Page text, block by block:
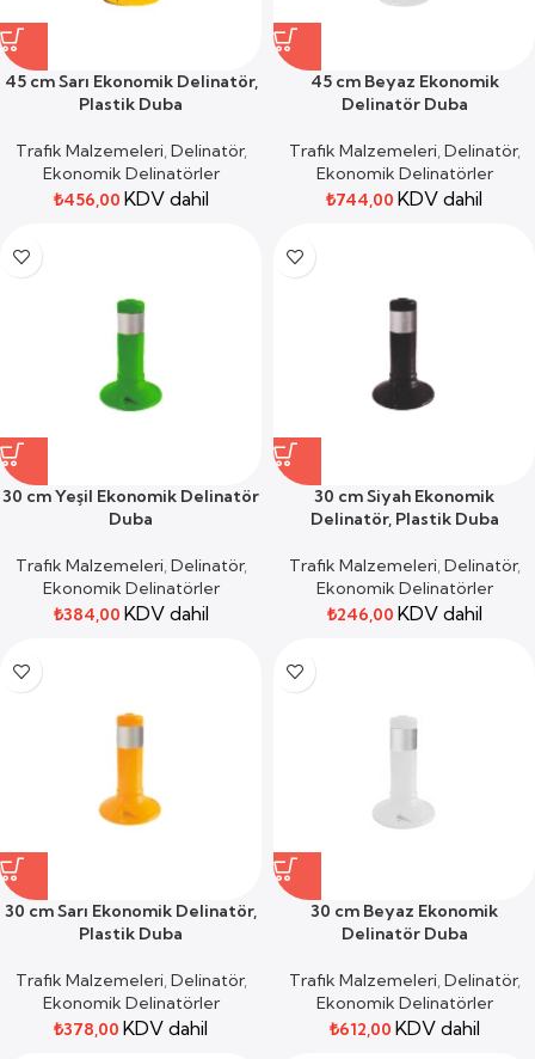
45 cm Sarı Ekonomik Delinatör,
Plastik Duba
Trafik Malzemeleri,Delinatör,
Ekonomik Delinatörler
₺456,00 KDV dahil
45 cm Beyaz Ekonomik
Delinatör Duba
Trafik Malzemeleri,Delinatör,
Ekonomik Delinatörler
₺744,00 KDV dahil
30 cm Yeşil Ekonomik Delinatör
Duba
Trafik Malzemeleri,Delinatör,
Ekonomik Delinatörler
₺384,00 KDV dahil
30 cm Siyah Ekonomik
Delinatör, Plastik Duba
Trafik Malzemeleri,Delinatör,
Ekonomik Delinatörler
₺246,00 KDV dahil
30 cm Sarı Ekonomik Delinatör,
Plastik Duba
Trafik Malzemeleri,Delinatör,
Ekonomik Delinatörler
₺378,00 KDV dahil
30 cm Beyaz Ekonomik
Delinatör Duba
Trafik Malzemeleri,Delinatör,
Ekonomik Delinatörler
₺612,00 KDV dahil